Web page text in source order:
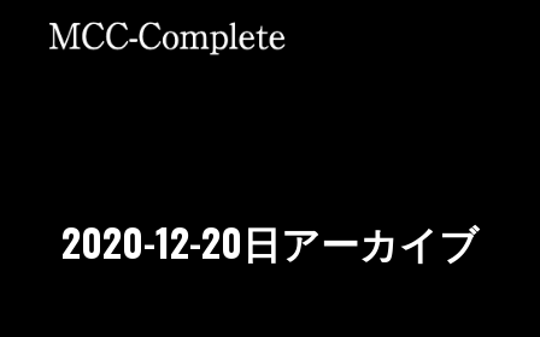
2020-12-20日アーカイブ